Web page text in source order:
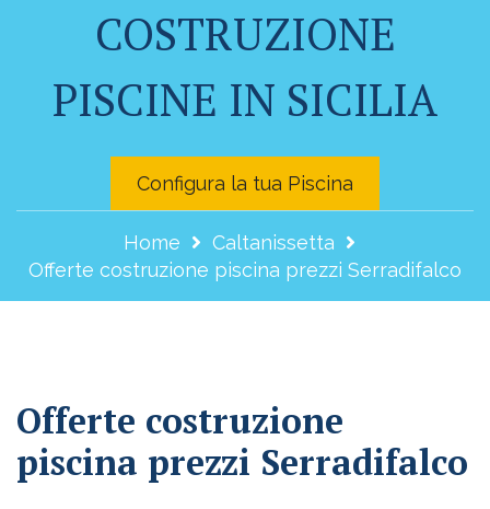
COSTRUZIONE
PISCINE IN SICILIA
Configura la tua Piscina
Home
Caltanissetta
Offerte costruzione piscina prezzi Serradifalco
Offerte costruzione
piscina prezzi Serradifalco